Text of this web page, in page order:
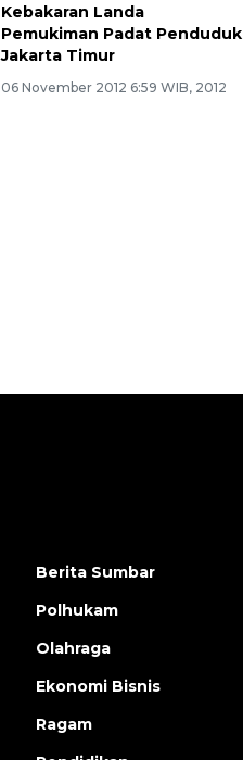
Kebakaran Landa
Pemukiman Padat Penduduk
Jakarta Timur
06 November 2012 6:59 WIB, 2012
Berita Sumbar
Polhukam
Olahraga
Ekonomi Bisnis
Ragam